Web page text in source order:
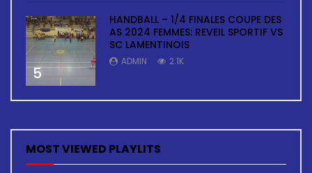
5
HANDBALL – 1/4 FINALES COUPE DES
AS 2024 FEMMES: REVEIL SPORTIF VS
SC LAMENTINOIS
ADMIN 2.1K
MOST VIEWED PLAYLITS